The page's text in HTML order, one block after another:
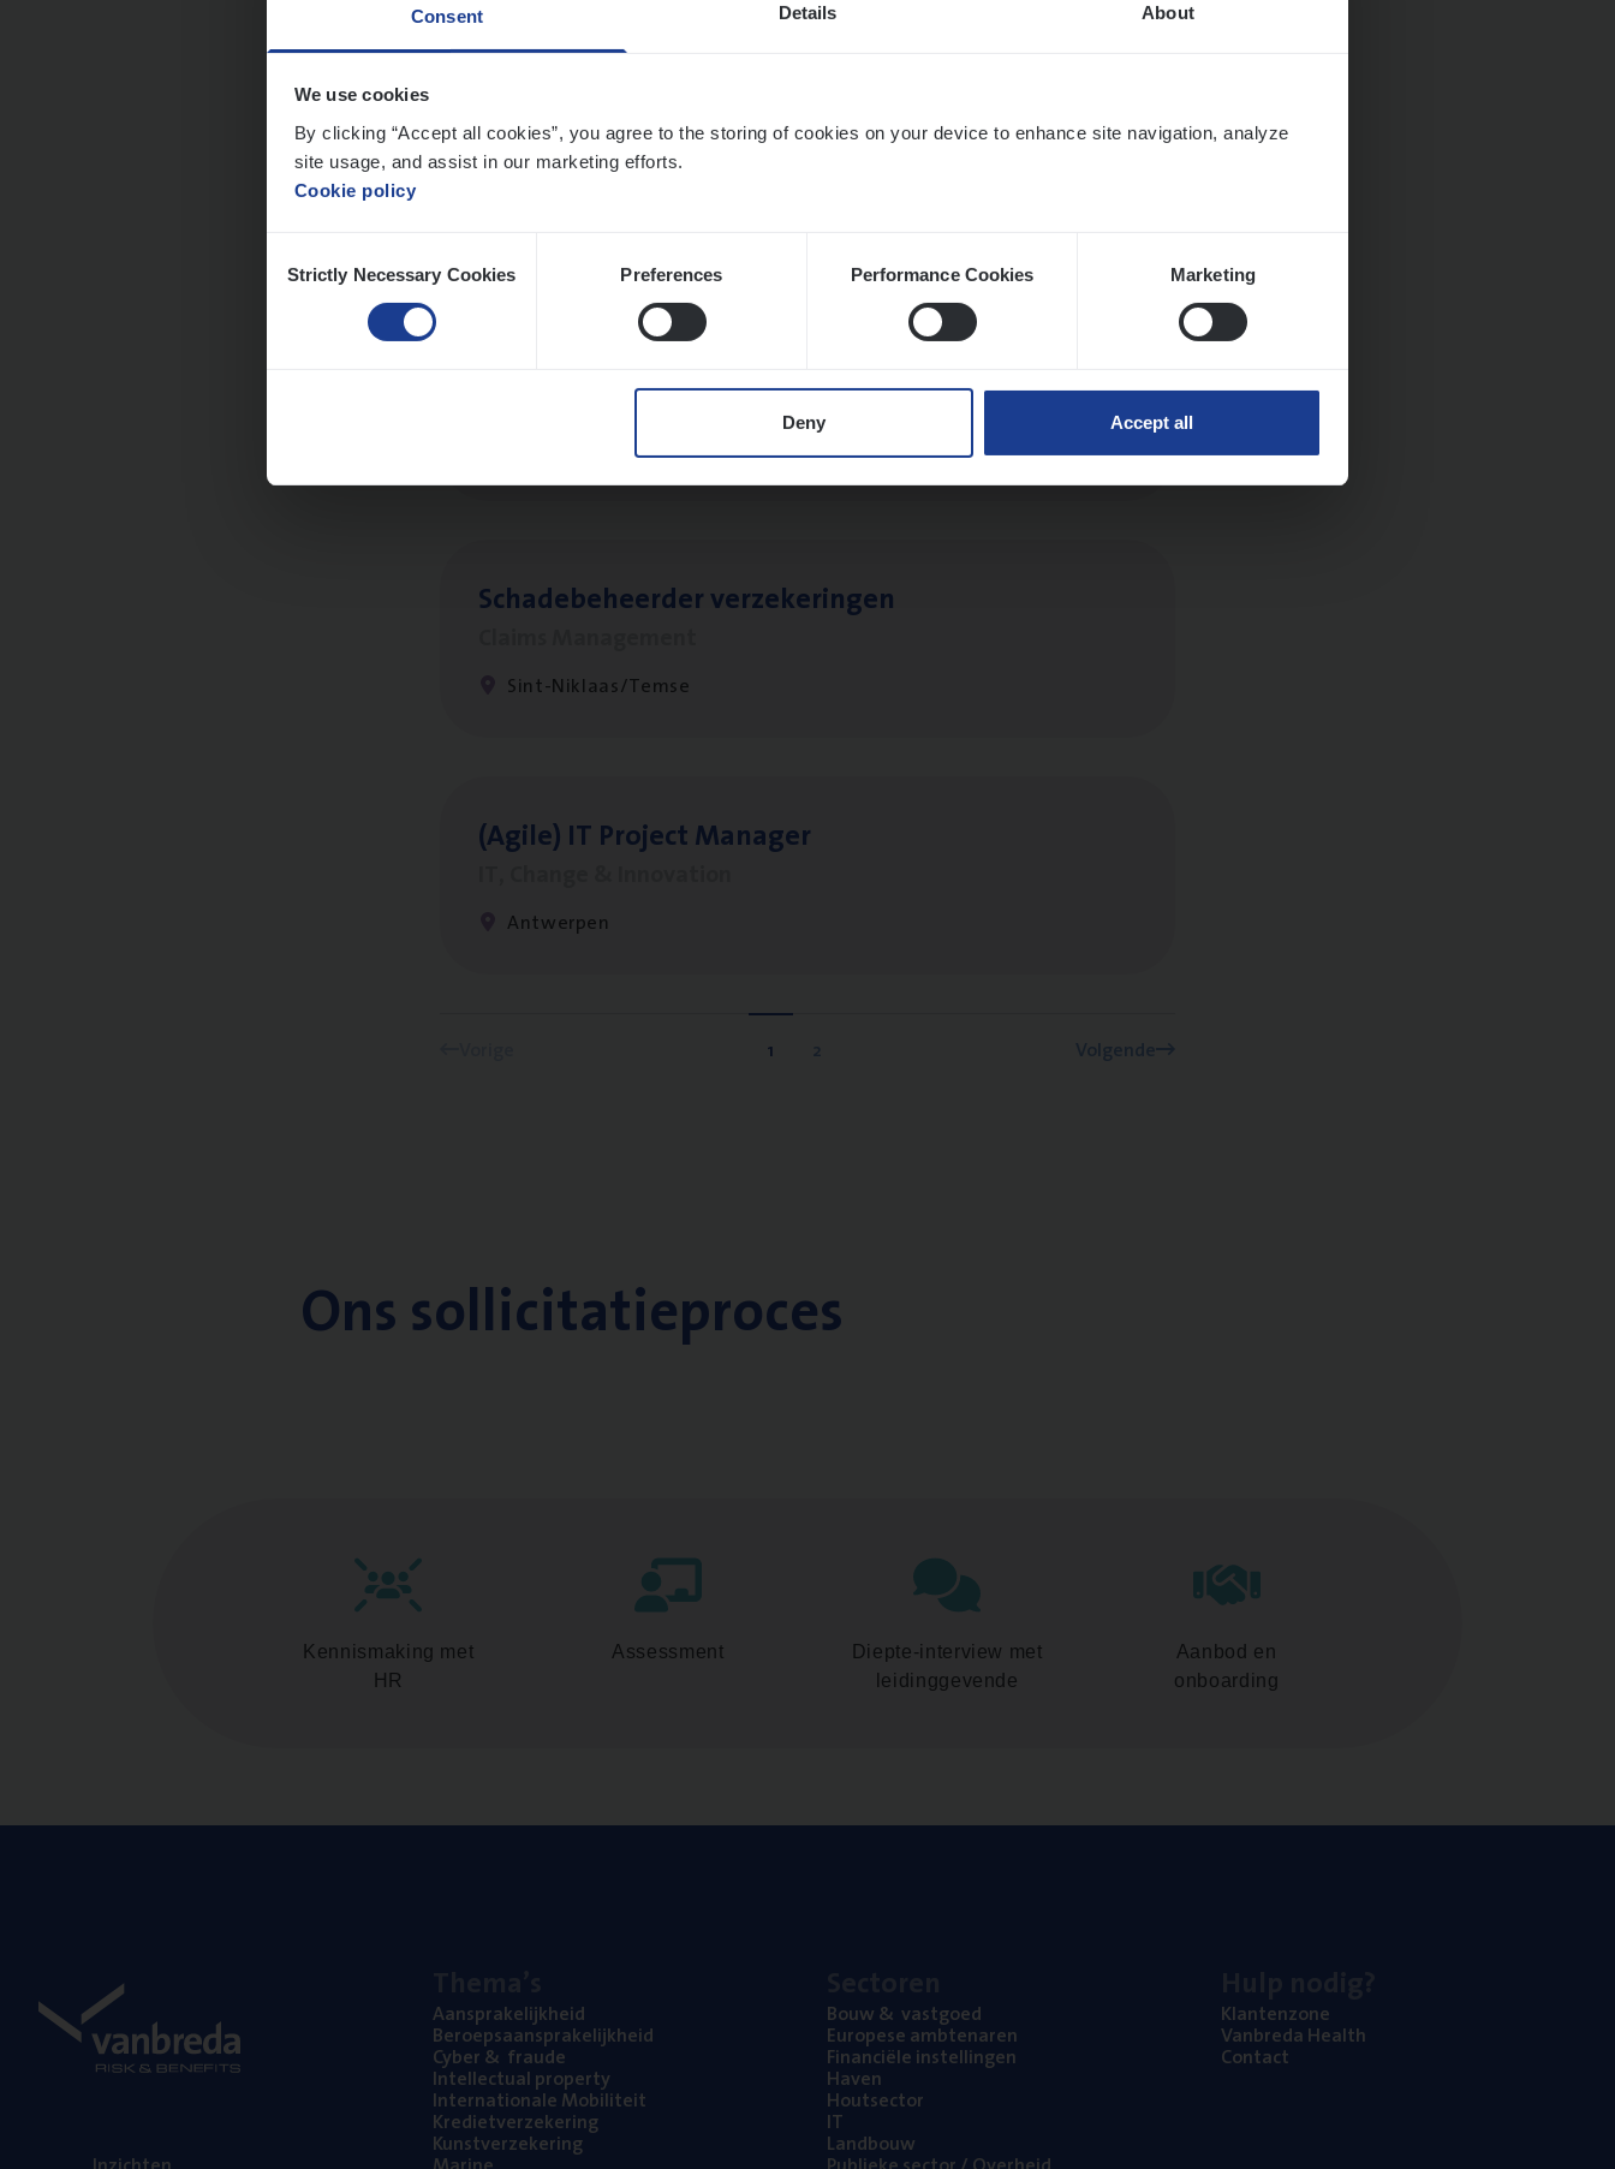
Consent Details About
We use cookies
By clicking “Accept all cookies”, you agree to the storing of cookies on your device to enhance site navigation, analyze
site usage, and assist in our marketing efforts.
Cookie policy
Selection
Strictly Necessary Cookies Preferences Performance Cookies Marketing
Deny Accept all
Scha­de Expert Fleet
Claims Management
People Management, Sales Management
Scha­de­be­heer­der verzekeringen
Sint-Niklaas/Temse
(Agi­le) IT Pro­ject Manager
Antwerpen
1 2 Volgende
Ons sollicitatieproces
Kennismaking met
HR
Assessment
Diepte-interview met
leidinggevende
Aanbod en
onboarding
Aan­spra­ke­lijk­heid
Beroeps­aan­spra­ke­lijk­heid
Cyber& fraude
Intel­lec­tu­al property
Inter­na­ti­o­na­le Mobiliteit
Kre­diet­ver­ze­ke­ring
Kunst­ver­ze­ke­ring
Bouw& vastgoed
Euro­pe­se ambtenaren
Finan­ci­ë­le instellingen
Haven
Hout­sec­tor
IT
Land­bouw
Klan­ten­zo­ne
Van­b­re­da Health
Con­tact